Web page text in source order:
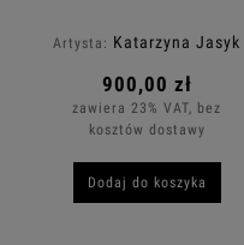
Artysta: Katarzyna Jasyk
900,00 zł
zawiera 23% VAT, bez
kosztów dostawy
Dodaj do koszyka